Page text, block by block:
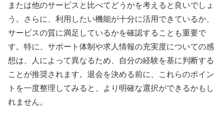
または他のサービスと比べてどうかを考えると良いでしょ
う。さらに、利用したい機能が十分に活用できているか、
サービスの質に満足しているかを確認することも重要で
す。特に、サポート体制や求人情報の充実度についての感
想は、人によって異なるため、自分の経験を基に判断する
ことが推奨されます。退会を決める前に、これらのポイン
トを一度整理してみると、より明確な選択ができるかもし
れません。